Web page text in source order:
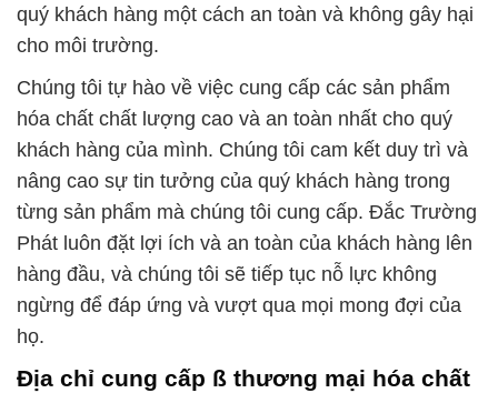
quý khách hàng một cách an toàn và không gây hại
cho môi trường.
Chúng tôi tự hào về việc cung cấp các sản phẩm
hóa chất chất lượng cao và an toàn nhất cho quý
khách hàng của mình. Chúng tôi cam kết duy trì và
nâng cao sự tin tưởng của quý khách hàng trong
từng sản phẩm mà chúng tôi cung cấp. Đắc Trường
Phát luôn đặt lợi ích và an toàn của khách hàng lên
hàng đầu, và chúng tôi sẽ tiếp tục nỗ lực không
ngừng để đáp ứng và vượt qua mọi mong đợi của
họ.
Địa chỉ cung cấp ß thương mại hóa chất